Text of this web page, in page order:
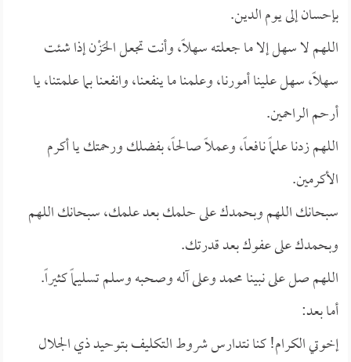
بإحسان إلى يوم الدين.
اللهم لا سهل إلا ما جعلته سهلاً، وأنت تجعل الحَزْن إذا شئت
سهلاً، سهل علينا أمورنا، وعلمنا ما ينفعنا، وانفعنا بما علمتنا، يا
أرحم الراحمين.
اللهم زدنا علماً نافعاً، وعملاً صالحاً، بفضلك ورحمتك يا أكرم
الأكرمين.
سبحانك اللهم وبحمدك على حلمك بعد علمك، سبحانك اللهم
وبحمدك على عفوك بعد قدرتك.
اللهم صل على نبينا محمد وعلى آله وصحبه وسلم تسليماً كثيراً.
أما بعد:
إخوتي الكرام! كنا نتدارس شروط التكليف بتوحيد ذي الجلال